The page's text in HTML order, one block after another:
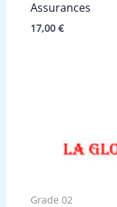
Assurances
17,00 €
Grade 02